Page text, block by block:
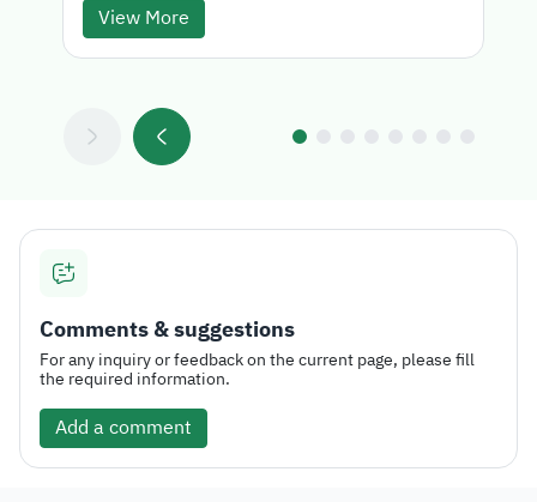
View More
Comments & suggestions
For any inquiry or feedback on the current page, please fill
the required information.
Add a comment